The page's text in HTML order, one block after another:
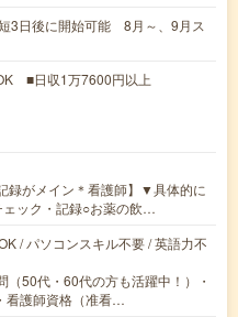
3日後に開始可能 8月～、9月ス
■日収1万7600円以上
録がメイン＊看護師】▼具体的に
ック・記録○お薬の飲…
/ パソコンスキル不要 / 英語力不
50代・60代の方も活躍中！）・
看護師資格（准看…